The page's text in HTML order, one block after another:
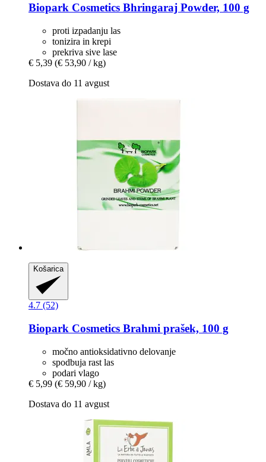
Biopark Cosmetics Bhringaraj Powder, 100 g
proti izpadanju las
tonizira in krepi
prekriva sive lase
€ 5,39 (€ 53,90 / kg)
Dostava do 11 avgust
Košarica
4.7 (52)
Biopark Cosmetics Brahmi prašek, 100 g
močno antioksidativno delovanje
spodbuja rast las
podari vlago
€ 5,99 (€ 59,90 / kg)
Dostava do 11 avgust